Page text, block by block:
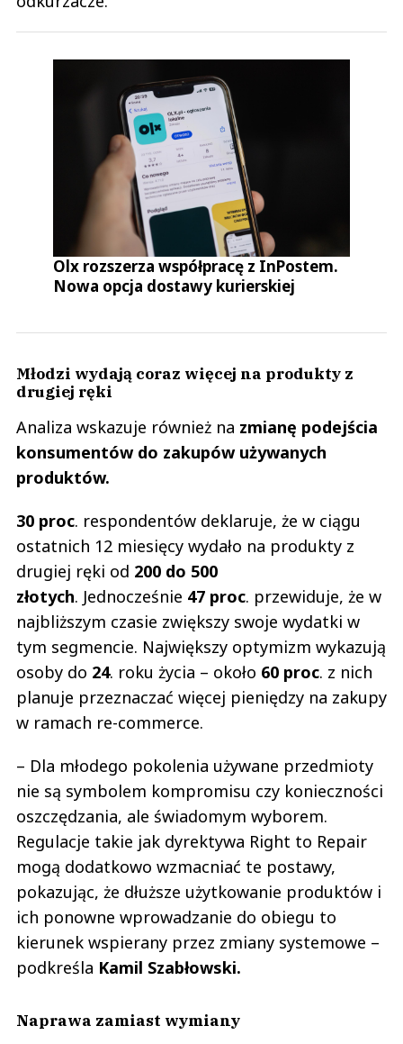
Olx rozszerza współpracę z InPostem.
Nowa opcja dostawy kurierskiej
Młodzi wydają coraz więcej na produkty z
drugiej ręki
Analiza wskazuje również na zmianę podejścia
konsumentów do zakupów używanych
produktów.
30 proc. respondentów deklaruje, że w ciągu
ostatnich 12 miesięcy wydało na produkty z
drugiej ręki od 200 do 500
złotych. Jednocześnie 47 proc. przewiduje, że w
najbliższym czasie zwiększy swoje wydatki w
tym segmencie. Największy optymizm wykazują
osoby do 24. roku życia – około 60 proc. z nich
planuje przeznaczać więcej pieniędzy na zakupy
w ramach re-commerce.
– Dla młodego pokolenia używane przedmioty
nie są symbolem kompromisu czy konieczności
oszczędzania, ale świadomym wyborem.
Regulacje takie jak dyrektywa Right to Repair
mogą dodatkowo wzmacniać te postawy,
pokazując, że dłuższe użytkowanie produktów i
ich ponowne wprowadzanie do obiegu to
kierunek wspierany przez zmiany systemowe –
podkreśla Kamil Szabłowski.
Naprawa zamiast wymiany